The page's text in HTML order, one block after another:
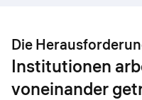
Die
Institutionen
voneinander